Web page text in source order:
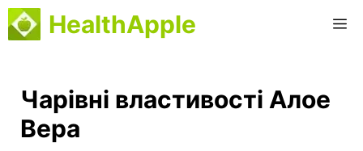
Перейти
до
HealthApple
Чарівні властивості Алое
Вера